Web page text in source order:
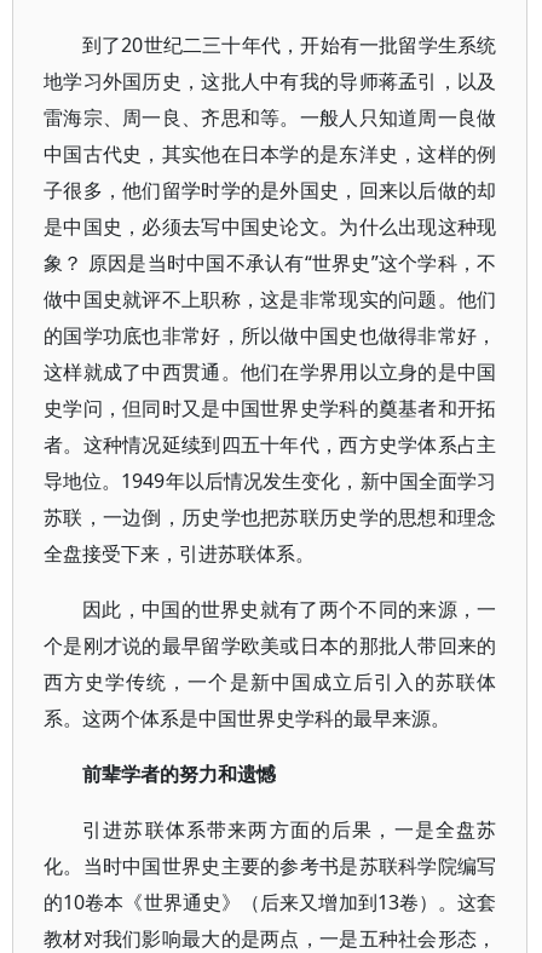
到了20世纪二三十年代，开始有一批留学生系统
地学习外国历史，这批人中有我的导师蒋孟引，以及
雷海宗、周一良、齐思和等。一般人只知道周一良做
中国古代史，其实他在日本学的是东洋史，这样的例
子很多，他们留学时学的是外国史，回来以后做的却
是中国史，必须去写中国史论文。为什么出现这种现
象？ 原因是当时中国不承认有“世界史”这个学科，不
做中国史就评不上职称，这是非常现实的问题。他们
的国学功底也非常好，所以做中国史也做得非常好，
这样就成了中西贯通。他们在学界用以立身的是中国
史学问，但同时又是中国世界史学科的奠基者和开拓
者。这种情况延续到四五十年代，西方史学体系占主
导地位。1949年以后情况发生变化，新中国全面学习
苏联，一边倒，历史学也把苏联历史学的思想和理念
全盘接受下来，引进苏联体系。
因此，中国的世界史就有了两个不同的来源，一
个是刚才说的最早留学欧美或日本的那批人带回来的
西方史学传统，一个是新中国成立后引入的苏联体
系。这两个体系是中国世界史学科的最早来源。
前辈学者的努力和遗憾
引进苏联体系带来两方面的后果，一是全盘苏
化。当时中国世界史主要的参考书是苏联科学院编写
的10卷本《世界通史》（后来又增加到13卷）。这套
教材对我们影响最大的是两点，一是五种社会形态，